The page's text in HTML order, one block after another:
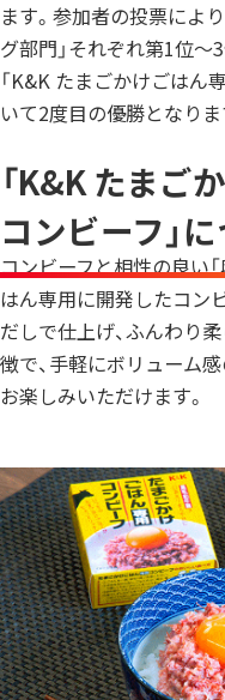
ます。参加者の投票により
グ部門」それぞれ第1位～
「K&K たまごかけごはん
いて2度目の優勝となりま
「K&K たまご
コンビーフ」
コンビーフと相性の良い
はん専用に開発したコン
だしで仕上げ、ふんわり
徴で、手軽にボリューム
お楽しみいただけます。